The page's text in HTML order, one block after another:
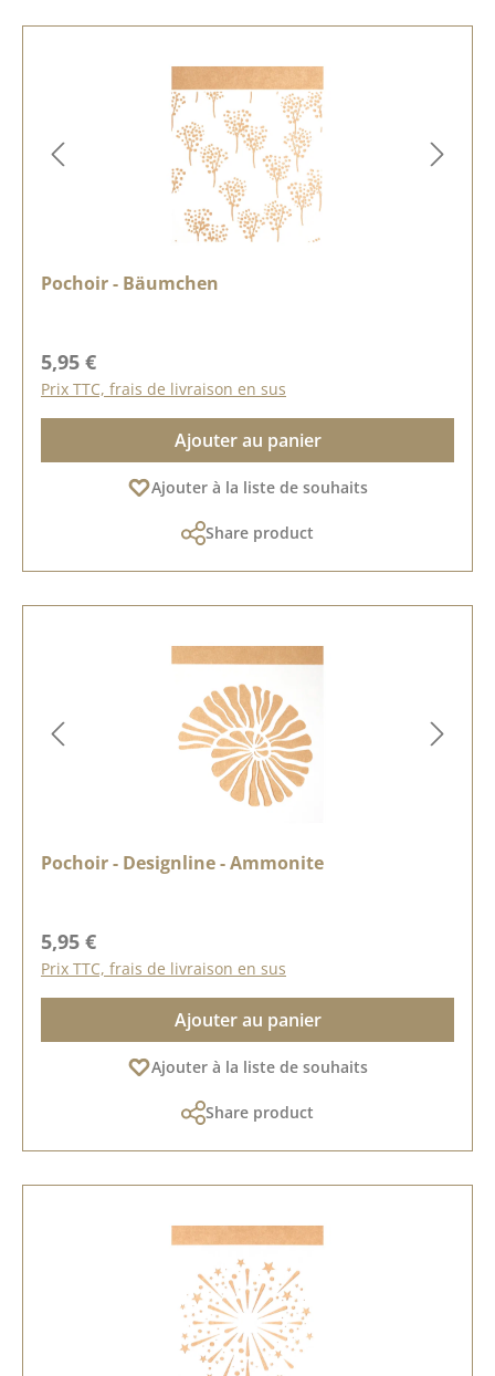
Pochoir - Bäumchen
Prix régulier :
5,95 €
Prix TTC, frais de livraison en sus
Ajouter au panier
Ajouter à la liste de souhaits
Share product
Pochoir - Designline - Ammonite
Prix régulier :
5,95 €
Prix TTC, frais de livraison en sus
Ajouter au panier
Ajouter à la liste de souhaits
Share product